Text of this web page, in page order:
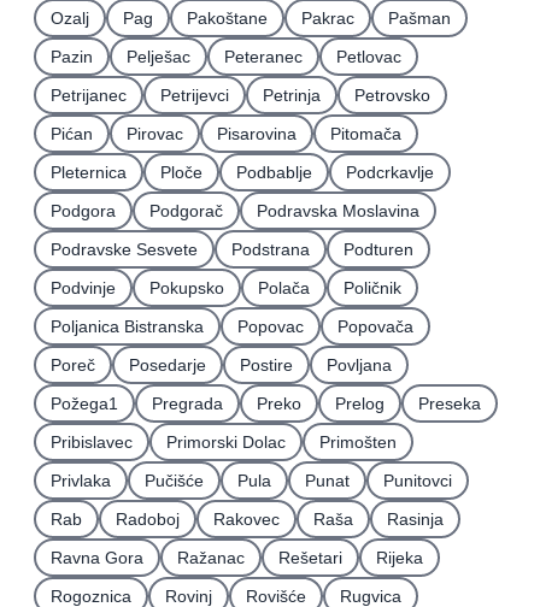
Ozalj
Pag Pakoštane Pakrac
Pašman
Pazin
Pelješac Peteranec
Petlovac
Petrijanec
Petrijevci Petrinja
Petrovsko
Pićan
Pirovac Pisarovina
Pitomača
Pleternica
Ploče Podbablje
Podcrkavlje
Podgora
Podgorač
Podravska Moslavina
Podravske Sesvete
Podstrana
Podturen
Podvinje
Pokupsko Polača
Poličnik
Poljanica Bistranska
Popovac
Popovača
Poreč
Posedarje Postire
Povljana
Požega1
Pregrada Preko Prelog
Preseka
Pribislavec
Primorski Dolac
Primošten
Privlaka
Pučišće Pula Punat
Punitovci
Rab
Radoboj Rakovec Raša
Rasinja
Ravna Gora
Ražanac Rešetari
Rijeka
Rogoznica
Rovinj Rovišće
Rugvica